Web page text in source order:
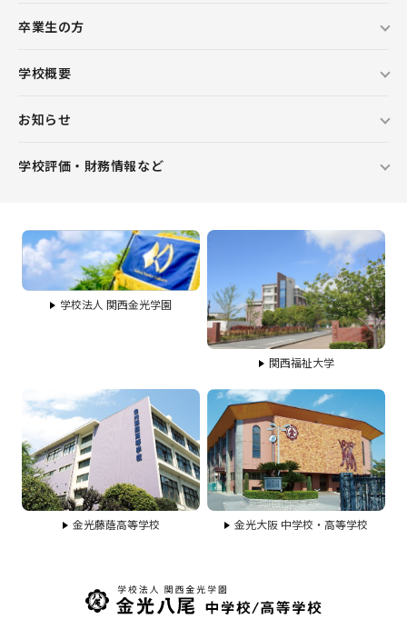
卒業生の方
学校概要
お知らせ
学校評価・財務情報など
学校法人 関西金光学園
関西福祉大学
金光藤蔭高等学校 金光大阪 中学校・高等学校